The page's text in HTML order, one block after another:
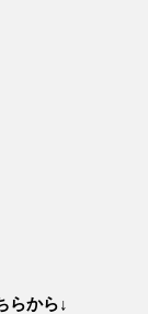
らから↓